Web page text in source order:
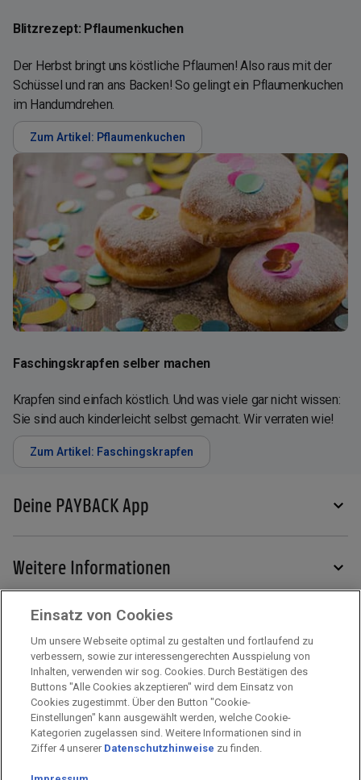
Blitzrezept: Pflaumenkuchen
Der Herbst bringt uns köstliche Pflaumen! Also raus mit der
Schüssel und ran ans Backen! So gelingt ein Pflaumenkuchen
im Handumdrehen.
Zum Artikel: Pflaumenkuchen
Faschingskrapfen selber machen
Krapfen sind einfach köstlich. Und was viele gar nicht wissen:
Sie sind auch kinderleicht selbst gemacht. Wir verraten wie!
Zum Artikel: Faschingskrapfen
Deine PAYBACK App
Weitere Informationen
Mehr zu PAYBACK
Impressum
Einsatz von Cookies
Um unsere Webseite optimal zu gestalten und fortlaufend zu
verbessern, sowie zur interessengerechten Ausspielung von
Inhalten, verwenden wir sog. Cookies. Durch Bestätigen des
Buttons "Alle Cookies akzeptieren" wird dem Einsatz von
Cookies zugestimmt. Über den Button "Cookie-
Einstellungen" kann ausgewählt werden, welche Cookie-
Kategorien zugelassen sind. Weitere Informationen sind in
Ziffer 4 unserer Datenschutzhinweise zu finden.